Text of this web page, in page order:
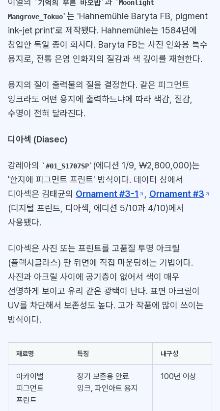
기억의 푸른 바오밥
Moonlight
Mangrove_Tokuo 는 'Hahnemühle Baryta FB, pigment
ink-jet print'로 제작됐다. Hahnemühle는 1584년에
창업한 독일 종이 회사다. Baryta FB는 사진 인화용 특수
용지로, 전통 은염 인화지의 질감과 색 깊이를 재현한다.
용지의 질이 출력물의 질을 결정한다. 같은 피그먼트
잉크라도 어떤 용지에 출력하느냐에 따라 색감, 질감,
수명이 전혀 달라진다.
디아섹 (Diasec)
강레아의 #01_S1707SP
(에디션 1/9, ₩2,800,000)는
'한지에 피그먼트 프린트' 방식이다. 데이터 상에서
디아섹은 김태균의 Ornament #3-1 , Ornament #3
(디지털 프린트, 디아섹, 에디션 5/10과 4/10)에서
사용됐다.
디아섹은 사진 또는 프린트를 고품질 투명 아크릴
(플렉시글라스) 판 뒤면에 직접 마운팅하는 기법이다.
사진과 아크릴 사이에 공기층이 없어서 색이 매우
선명하게 보이고 유리 같은 광택이 난다. 표면 아크릴이
UV를 차단해서 보존성도 높다. 고가 작품에 많이 쓰이는
방식이다.
재료명 특징 내구성
아카이벌
피그먼트
프린트
장기 보존용 안료
잉크, 파인아트 용지
100년 이상